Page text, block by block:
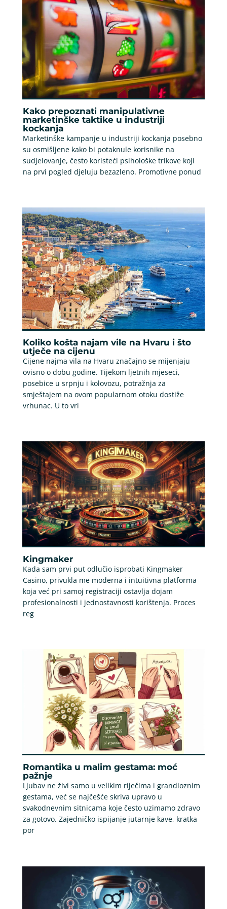
Kako prepoznati manipulativne
marketinške taktike u industriji
kockanja
Marketinške kampanje u industriji kockanja posebno
su osmišljene kako bi potaknule korisnike na
sudjelovanje, često koristeći psihološke trikove koji
na prvi pogled djeluju bezazleno. Promotivne ponud
Koliko košta najam vile na Hvaru i što
utječe na cijenu
Cijene najma vila na Hvaru značajno se mijenjaju
ovisno o dobu godine. Tijekom ljetnih mjeseci,
posebice u srpnju i kolovozu, potražnja za
smještajem na ovom popularnom otoku dostiže
vrhunac. U to vri
Kingmaker
Kada sam prvi put odlučio isprobati Kingmaker
Casino, privukla me moderna i intuitivna platforma
koja već pri samoj registraciji ostavlja dojam
profesionalnosti i jednostavnosti korištenja. Proces
reg
Romantika u malim gestama: moć
pažnje
Ljubav ne živi samo u velikim riječima i grandioznim
gestama, već se najčešće skriva upravo u
svakodnevnim sitnicama koje često uzimamo zdravo
za gotovo. Zajedničko ispijanje jutarnje kave, kratka
por